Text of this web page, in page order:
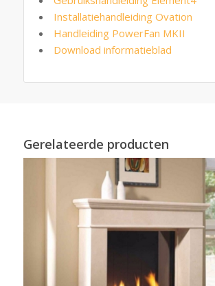
Installatiehandleiding Ovation
Handleiding PowerFan MKII
Download informatieblad
Gerelateerde producten